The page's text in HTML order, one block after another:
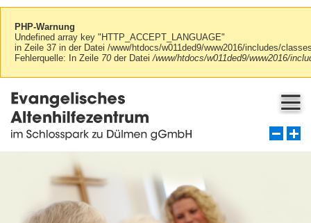
PHP-Warnung
Undefined array key "HTTP_ACCEPT_LANGUAGE"
in Zeile 37 in der Datei /www/htdocs/w011ded9/www2016/includes/
Fehlerquelle: In Zeile 70 der Datei/www/htdocs/w011ded9/www2016/